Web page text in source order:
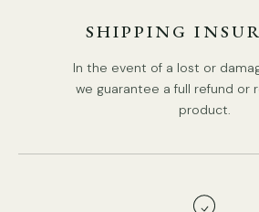
Tabel
Omgeving: Binnen
Fabrieksverzending: gemiddeld 5-10
SHIPPING
In the event of a lost or
we guarantee a full refund or
product.